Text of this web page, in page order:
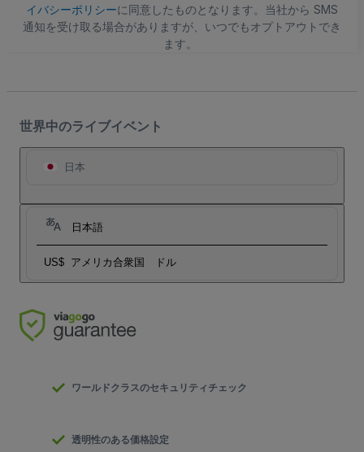
イバシーポリシーに同意したものとなります。当社から SMS
通知を受け取る場合がありますが、いつでもオプトアウトでき
ます。
世界中のライブイベント
日本
日本語
US$ アメリカ合衆国 ドル
ワールドクラスのセキュリティチェック
透明性のある価格設定